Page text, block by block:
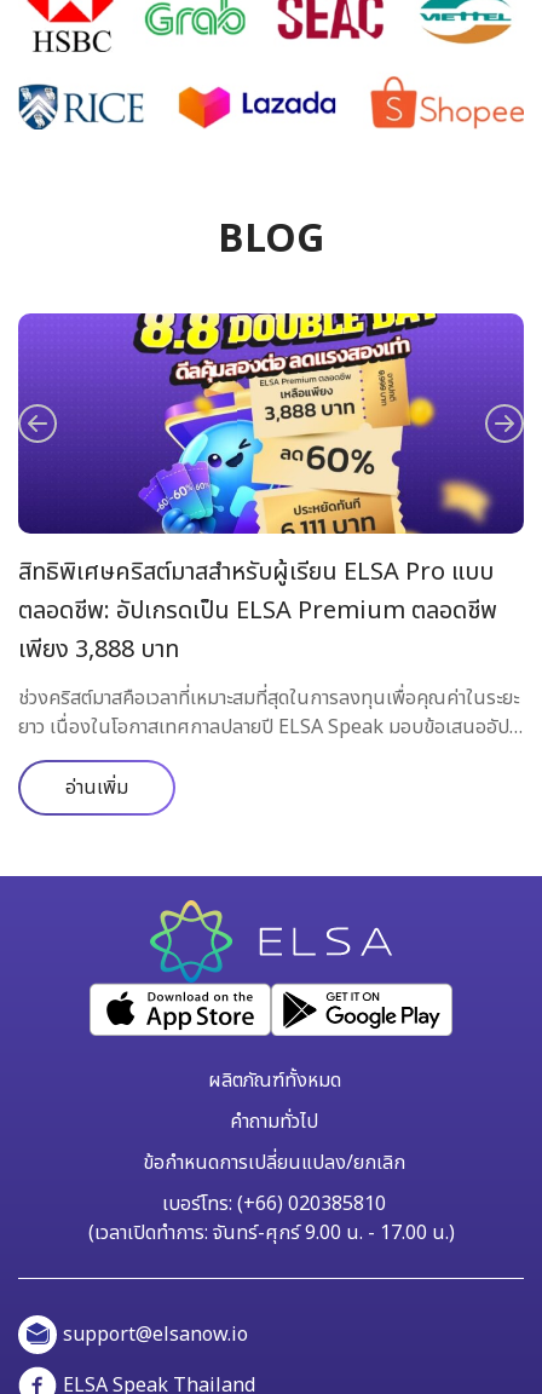
BLOG
สิทธิพิเศษคริสต์มาสสำหรับผู้เรียน ELSA Pro แบบ
ตลอดชีพ: อัปเกรดเป็น ELSA Premium ตลอดชีพ
เพียง 3,888 บาท
ช่วงคริสต์มาสคือเวลาที่เหมาะสมที่สุดในการลงทุนเพื่อคุณค่าในระยะ
ยาว เนื่องในโอกาสเทศกาลปลายปี ELSA Speak มอบข้อเสนออัป
เกรดสุดพิเศษ สำหรับผู้เรียนที่ถือแพ็กเกจ ELSA Pro แบบตลอด
ชีพเท่านั้น: อัปเกรดเป็น ELSA Premium แบบตลอดชีพในราคา
พิเศษที่ไม่เคยมีมาก่อน ข้อเสนอพิเศษเฉพาะผู้เรียน ELSA Pro
เรียนที่ยังไม่ได้ถือแพ็กเกจ Pro แบบตลอดชีพ นี่คือสิทธิพิเศษที่
ELSA ออกแบบมาโดยเฉพาะสำหรับผู้เรียนที่เรียนรู้อย่างต่อเนื่อง
และจริงจังในการพัฒนาทักษะการพูดภาษาอังกฤษ หากคุณกำลังใช้
งาน ELSA Pro แบบตลอดชีพ คริสต์มาสปีนี้คือโอกาสของคุณใน
การปลดล็อกแพ็กเกจการฝึกพูดภาษาอังกฤษระดับสูงสุดของ ELSA
Speak อย่าง ELSA Premium แบบตลอดชีพ ฟีเจอร์ระดับพรีเมียม
แพ็กเกจการเรียนที่รวมฟีเจอร์ทั้งหมดของ ELSA Pro พร้อมด้วย
ฟีเจอร์ AI ใหม่ล่าสุด 2 รายการ ได้แก่ ELSA AI และ Speech
อ่านเพิ่ม
ผลิตภัณฑ์ทั้งหมด
คำถามทั่วไป
ข้อกำหนดการเปลี่ยนแปลง/ยกเลิก
เบอร์โทร: (+66) 020385810
(เวลาเปิดทำการ: จันทร์-ศุกร์ 9.00 น. - 17.00 น.)
support@elsanow.io
ELSA Speak Thailand